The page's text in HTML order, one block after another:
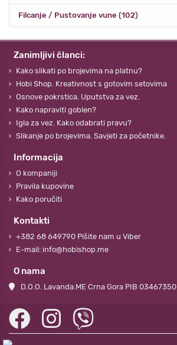
Filcanje / Pustovanje vune (102)
Zanimljivi članci:
Kako slikati po brojevima na platnu?
Hobi Shop. Kreativnost s gotovim setovima
Osnove pokrstica. Uputstva za vez.
Kako napraviti goblen?
Igla za vez. Kako odabrati pravu?
Slikanje po brojevima. Savjeti za početnike.
Informacija
O kompaniji
Pravila kupovine
Kako poručiti
Kontakti
+382 68 649790 Pišite nam u Viber
E-mail: info@hobishop.me
O nama
D.O.O. Lavanda.ME Crna Gora PIB 03467350